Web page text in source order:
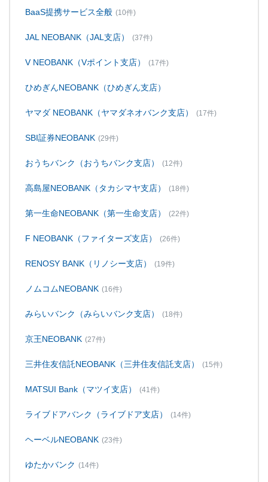
BaaS提携サービス全般 (10件)
JAL NEOBANK（JAL支店） (37件)
V NEOBANK（Vポイント支店） (17件)
ひめぎんNEOBANK（ひめぎん支店）
ヤマダ NEOBANK（ヤマダネオバンク支店） (17件)
SBI証券NEOBANK (29件)
おうちバンク（おうちバンク支店） (12件)
高島屋NEOBANK（タカシマヤ支店） (18件)
第一生命NEOBANK（第一生命支店） (22件)
F NEOBANK（ファイターズ支店） (26件)
RENOSY BANK（リノシー支店） (19件)
ノムコムNEOBANK (16件)
みらいバンク（みらいバンク支店） (18件)
京王NEOBANK (27件)
三井住友信託NEOBANK（三井住友信託支店） (15件)
MATSUI Bank（マツイ支店） (41件)
ライブドアバンク（ライブドア支店） (14件)
ヘーベルNEOBANK (23件)
ゆたかバンク (14件)